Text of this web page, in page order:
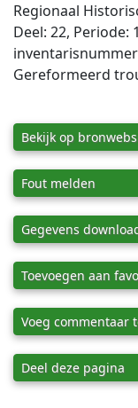
Regionaal
Deel: 22, Periode:
Gereformeerd
Bekijk op
Fout melden
Gegevens
Toevoegen aan
Voeg commentaar
Deel deze pagina